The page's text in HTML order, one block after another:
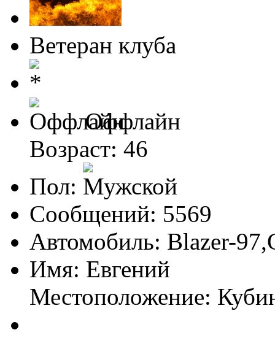
Ветеран клуба
Оффлайн
Возраст: 46
Пол:
Сообщений: 5569
Автомобиль: Blazer-
Имя: Евгений
Местоположение: